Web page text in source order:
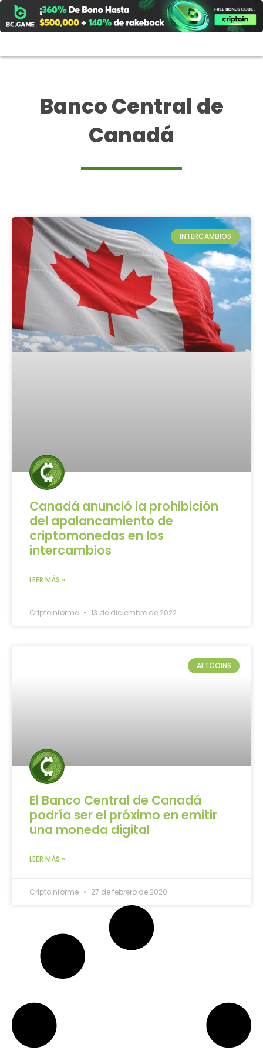
al
contenido
Banco Central de
Canadá
INTERCAMBIOS
Canadá anunció la prohibición
del apalancamiento de
criptomonedas en los
intercambios
LEER MÁS »
Criptoinforme 13 de diciembre de 2022
ALTCOINS
El Banco Central de Canadá
podría ser el próximo en emitir
una moneda digital
LEER MÁS »
Criptoinforme 27 de febrero de 2020